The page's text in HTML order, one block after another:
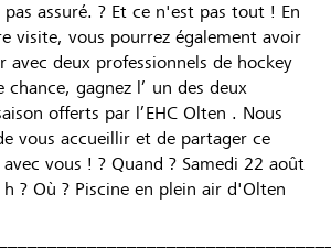
assuré. ? Et ce n'est pas tout ! En
visite, vous pourrez également avoir
avec deux professionnels de hockey
gagnez l’ un des deux
offerts par l’EHC Olten . Nous
vous accueillir et de partager ce
vous ! ? Quand ? Samedi 22 août
? Où ? Piscine en plein air d'Olten